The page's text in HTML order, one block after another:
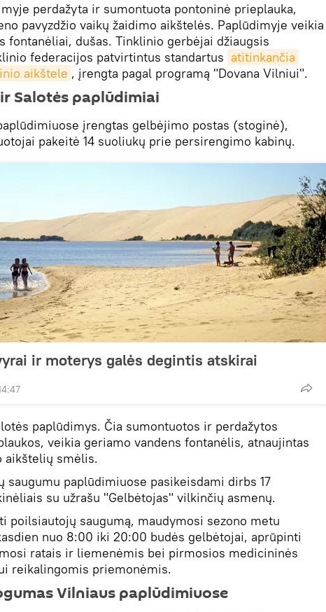
perdažyta ir sumontuota pontoninė prieplauka,
pavyzdžio vaikų žaidimo aikštelės. Paplūdimyje veikia
fontanėliai, dušas. Tinklinio gerbėjai džiaugsis
federacijos patvirtintus standartus atitinkančia
aikštele , įrengta pagal programą "Dovana Vilniui".
Salotės paplūdimiai
įrengtas gelbėjimo postas (stoginė),
pakeitė 14 suoliukų prie persirengimo kabinų.
ir moterys galės degintis atskirai
paplūdimys. Čia sumontuotos ir perdažytos
veikia geriamo vandens fontanėlis, atnaujintas
aikštelių smėlis.
saugumu paplūdimiuose pasikeisdami dirbs 17
su užrašu "Gelbėtojas" vilkinčių asmenų.
poilsiautojų saugumą, maudymosi sezono metu
nuo 8:00 iki 20:00 budės gelbėtojai, aprūpinti
ratais ir liemenėmis bei pirmosios medicininės
reikalingomis priemonėmis.
Vilniaus paplūdimiuose